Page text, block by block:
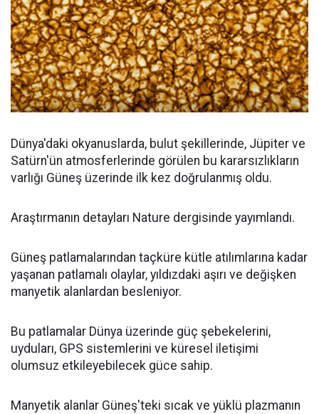
Dünya'daki okyanuslarda, bulut şekillerinde, Jüpiter ve
Satürn'ün atmosferlerinde görülen bu kararsızlıkların
varlığı Güneş üzerinde ilk kez doğrulanmış oldu.
Araştırmanın detayları Nature dergisinde yayımlandı.
Güneş patlamalarından taçküre kütle atılımlarına kadar
yaşanan patlamalı olaylar, yıldızdaki aşırı ve değişken
manyetik alanlardan besleniyor.
Bu patlamalar Dünya üzerinde güç şebekelerini,
uyduları, GPS sistemlerini ve küresel iletişimi
olumsuz etkileyebilecek güce sahip.
Manyetik alanlar Güneş'teki sıcak ve yüklü plazmanın